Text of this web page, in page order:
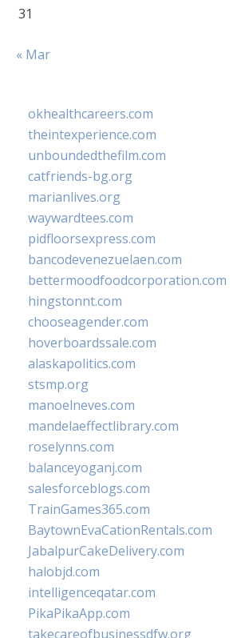
31
« Mar
okhealthcareers.com
theintexperience.com
unboundedthefilm.com
catfriends-bg.org
marianlives.org
waywardtees.com
pidfloorsexpress.com
bancodevenezuelaen.com
bettermoodfoodcorporation.com
hingstonnt.com
chooseagender.com
hoverboardssale.com
alaskapolitics.com
stsmp.org
manoelneves.com
mandelaeffectlibrary.com
roselynns.com
balanceyoganj.com
salesforceblogs.com
TrainGames365.com
BaytownEvaCationRentals.com
JabalpurCakeDelivery.com
halobjd.com
intelligenceqatar.com
PikaPikaApp.com
takecareofbusinessdfw.org